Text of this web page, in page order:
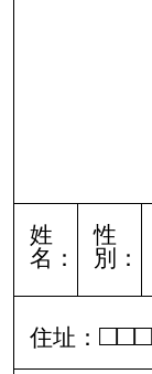
姓
名：
性
別：
住址： □□□